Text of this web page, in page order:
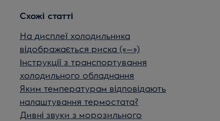
Схожі статті
На дисплеї холодильника
відображається риска («—»)
Інструкції з транспортування
холодильного обладнання
Яким температурам відповідають
налаштування термостата?
Дивні звуки з морозильного